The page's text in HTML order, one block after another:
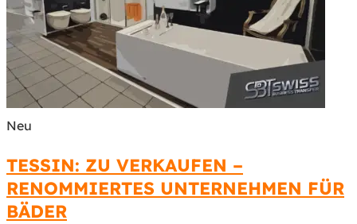
Neu
TESSIN: ZU VERKAUFEN –
RENOMMIERTES UNTERNEHMEN FÜR
BÄDER